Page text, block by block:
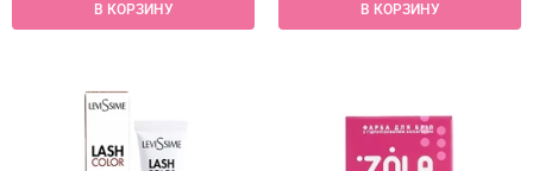
В КОРЗИНУ В КОРЗИНУ